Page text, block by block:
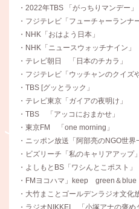
・2022年TBS 「がっちりマンデー」
・フジテレビ「フューチャーランナ
・NHK「おはよう日本」
・NHK「ニュースウォッチナイン」
・テレビ朝日 「日本のチカラ」
・フジテレビ「ウッチャンのクイ
・TBS [グッとラック」
・テレビ東京「ガイアの夜明け」
・TBS 「アッコにおまかせ」
・東京FM 「one morning」
・ニッポン放送「阿部亮のNGO世
・ビズリーチ「私のキャリアアップ
・よしもとBS「ワシんとこポスト」
・FMヨコハマ」keep green＆blue
・大竹まことゴールデンラジオ文化
・ラジオNIKKEI 「小塚アナの褒め